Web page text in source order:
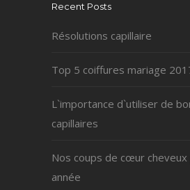
Recent Posts
Résolutions capillaire
Top 5 coiffures mariage
L`importance d`utiliser de
capillaires
Nos coups de cœur
année